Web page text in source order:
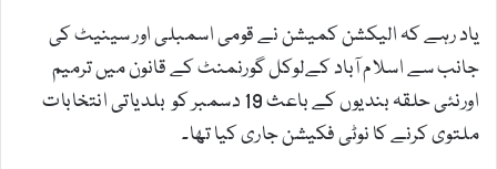
یاد رہے کہ الیکشن کمیشن نے قومی اسمبلی اور سینیٹ کی
جانب سے اسلام آباد کےلوکل گورنمنٹ کے قانون میں ترمیم
اورنئی حلقہ بندیوں کے باعث 19 دسمبر کو بلدیاتی انتخابات
ملتوی کرنے کا نوٹی فکیشن جاری کیا تھا۔